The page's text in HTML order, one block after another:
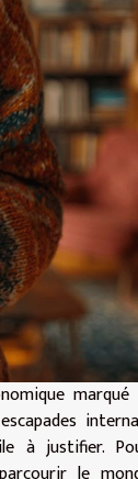
marqué
à justifier.